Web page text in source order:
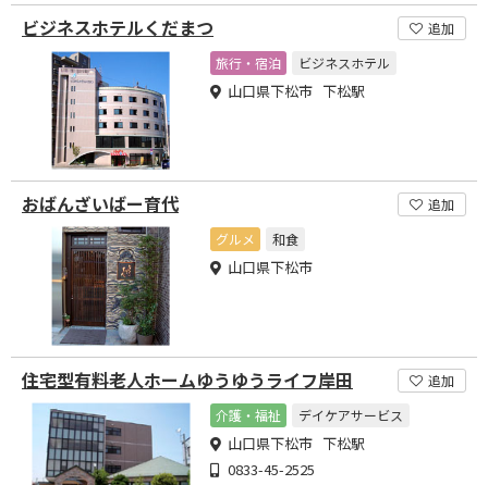
ビジネスホテルくだまつ
追加
旅行・宿泊
ビジネスホテル
山口県下松市 下松駅
おばんざいばー育代
追加
グルメ
和食
山口県下松市
住宅型有料老人ホームゆうゆうライフ岸田
追加
介護・福祉
デイケアサービス
山口県下松市 下松駅
0833-45-2525